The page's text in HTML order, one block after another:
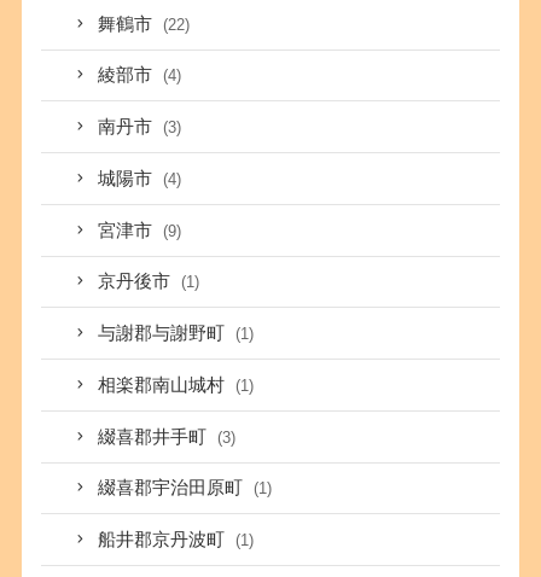
舞鶴市 (22)
綾部市 (4)
南丹市 (3)
城陽市 (4)
宮津市 (9)
京丹後市 (1)
与謝郡与謝野町 (1)
相楽郡南山城村 (1)
綴喜郡井手町 (3)
綴喜郡宇治田原町 (1)
船井郡京丹波町 (1)